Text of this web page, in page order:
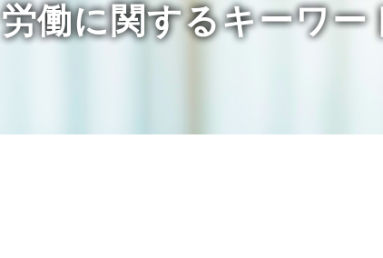
労働に関するキーワー